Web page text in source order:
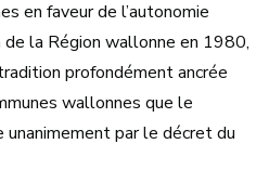
en faveur de l’autonomie
la Région wallonne en 1980,
profondément ancrée
wallonnes que le
par le décret du